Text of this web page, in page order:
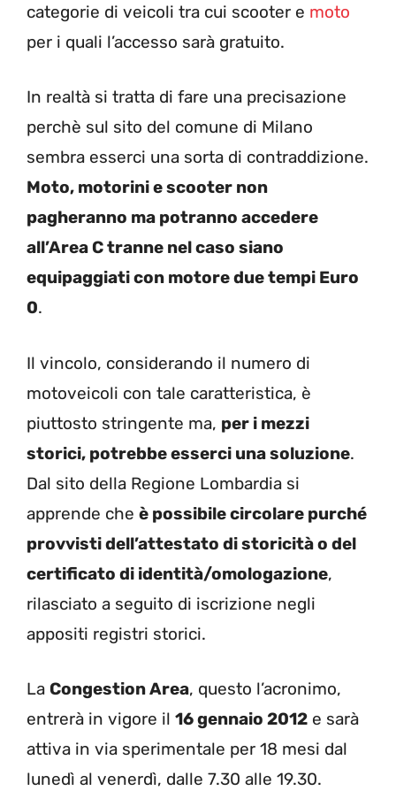
categorie di veicoli tra cui scooter e moto
per i quali l’accesso sarà gratuito.
In realtà si tratta di fare una precisazione
perchè sul sito del comune di Milano
sembra esserci una sorta di contraddizione.
Moto, motorini e scooter non
pagheranno ma potranno accedere
all’Area C tranne nel caso siano
equipaggiati con motore due tempi Euro
0.
Il vincolo, considerando il numero di
motoveicoli con tale caratteristica, è
piuttosto stringente ma, per i mezzi
storici, potrebbe esserci una soluzione.
Dal sito della Regione Lombardia si
apprende che è possibile circolare purché
provvisti dell’attestato di storicità o del
certificato di identità/omologazione,
rilasciato a seguito di iscrizione negli
appositi registri storici.
La Congestion Area, questo l’acronimo,
entrerà in vigore il 16 gennaio 2012 e sarà
attiva in via sperimentale per 18 mesi dal
lunedì al venerdì, dalle 7.30 alle 19.30.